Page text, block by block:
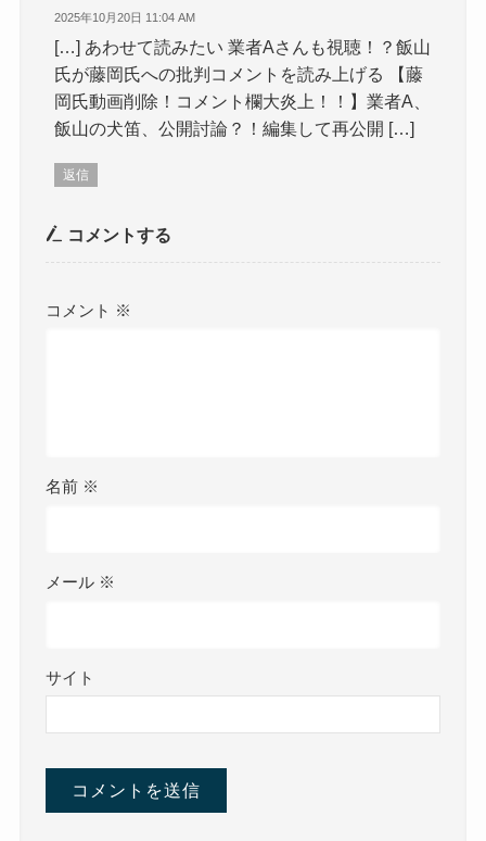
2025年10月20日 11:04 AM
[…] あわせて読みたい 業者Aさんも視聴！？飯山
氏が藤岡氏への批判コメントを読み上げる 【藤
岡氏動画削除！コメント欄大炎上！！】業者A、
飯山の犬笛、公開討論？！編集して再公開 […]
返信
コメントする
コメント ※
名前 ※
メール ※
サイト